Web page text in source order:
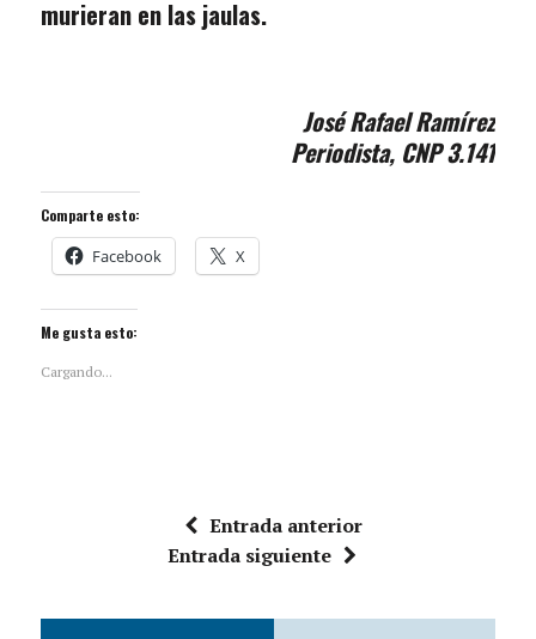
murieran en las jaulas.
José Rafael Ramírez
Periodista, CNP 3.141
Comparte esto:
Facebook X
Me gusta esto:
Cargando...
Entrada anterior
Entrada siguiente